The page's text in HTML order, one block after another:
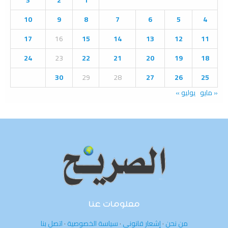
R
C
H
4
5
6
7
8
9
10
11
12
13
14
15
16
17
18
19
20
21
22
23
24
25
26
27
28
29
30
« مايو يوليو »
معلومات عنا
من نحن·إشعار قانوني·سياسة الخصوصية·اتصل بنا